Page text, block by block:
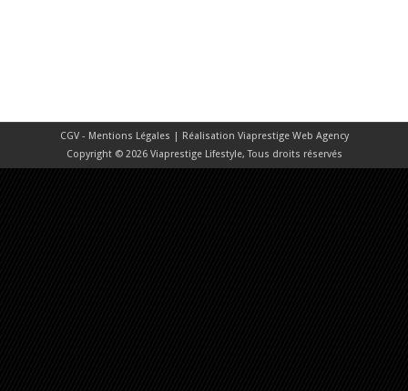
CGV - Mentions Légales | Réalisation Viaprestige Web Agency
Copyright © 2026 Viaprestige Lifestyle, Tous droits réservés